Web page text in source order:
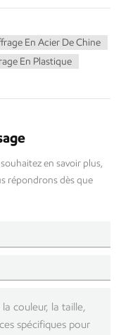
En Acier De Chine
En Plastique
en savoir plus,
répondrons dès que